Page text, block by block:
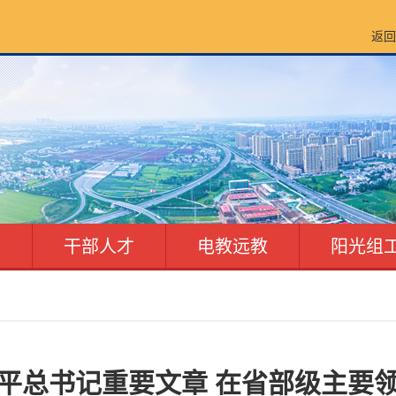
返
干部人才 电教远教 阳光组
总书记重要文章 在省部级主要